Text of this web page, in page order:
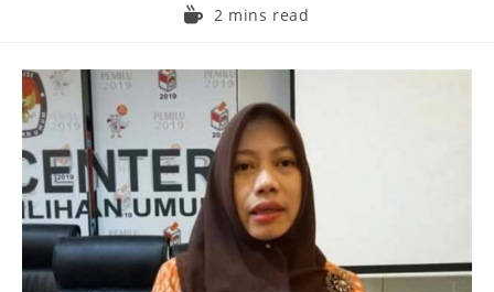
2 mins read